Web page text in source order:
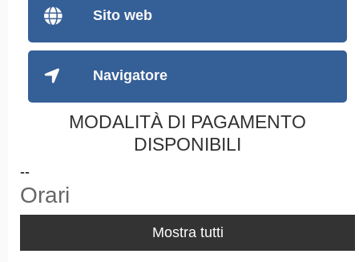
Sito web
Navigatore
MODALITÀ DI PAGAMENTO
DISPONIBILI
--
Orari
Mostra tutti